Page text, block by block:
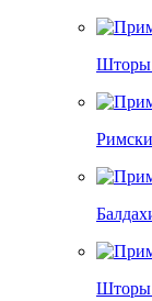
Шторы
Шторы